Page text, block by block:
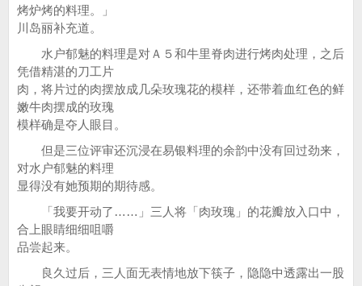
烤炉烤的料理。」
川岛丽补充道。
水户郁魅的料理是对Ａ５和牛里脊肉进行烤肉处理，之后
凭借精湛的刀工片
肉，将片过的肉摆放成几朵玫瑰花的模样，还带着血红色的鲜
嫩牛肉摆成的玫瑰
模样确是夺人眼目。
但是三位评审还沉浸在易银料理的余韵中没有回过劲来，
对水户郁魅的料理
显得没有她预期的期待感。
「我要开动了……」三人将「肉玫瑰」的花瓣放入口中，
合上眼睛细细咀嚼
品尝起来。
良久过后，三人面无表情地放下筷子，隐隐中透露出一股